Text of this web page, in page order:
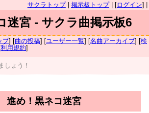
サクラトップ| 掲示板トップ| [ログイン] |
迷宮 - サクラ曲掲示板6
プ] [曲の投稿] [ユーザー一覧] [名曲アーカイブ] [検
利用規約]
しょう！
進め！黒ネコ迷宮